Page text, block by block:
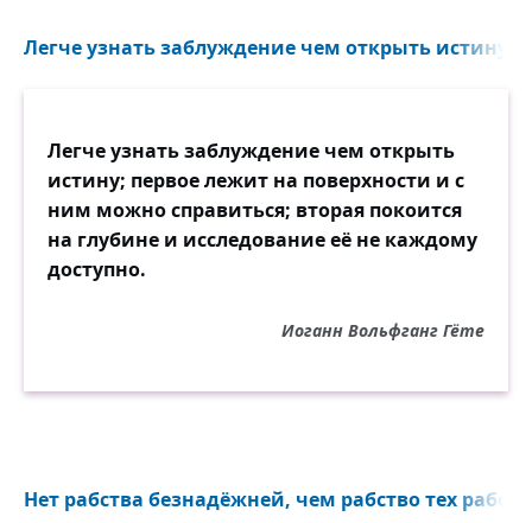
Легче узнать заблуждение чем открыть истину...
Легче узнать заблуждение чем открыть
истину; первое лежит на поверхности и с
ним можно справиться; вторая покоится
на глубине и исследование её не каждому
доступно.
Иоганн Вольфганг Гёте
Нет рабства безнадёжней, чем рабство тех